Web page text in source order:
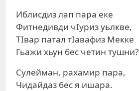
Иблисдиз лап пара еке
Фитнедивди чIуриз уьлкве,
ТIвар патал тIавафиз Мекке
Гьажи хьун бес четин тушни?
Сулейман, рахамир пара,
Чидайдаз бес я ишара.